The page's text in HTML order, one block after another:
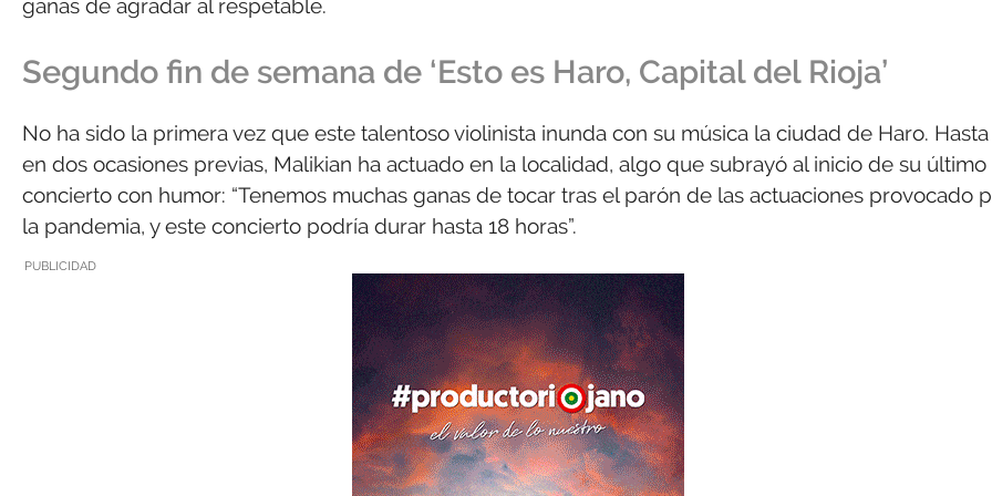
ganas de agradar al respetable.
Segundo fin de semana de ‘Esto es Haro, Capital del Rioja’
No ha sido la primera vez que este talentoso violinista inunda con su música la ciudad de Haro. Hasta
en dos ocasiones previas, Malikian ha actuado en la localidad, algo que subrayó al inicio de su último
concierto con humor: “Tenemos muchas ganas de tocar tras el parón de las actuaciones provocado
la pandemia, y este concierto podría durar hasta 18 horas”.
PUBLICIDAD